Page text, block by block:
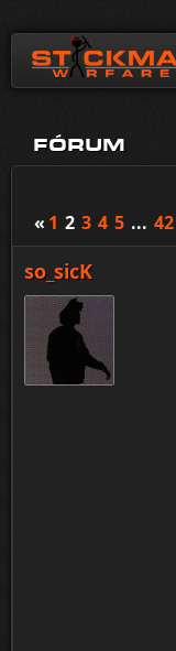
FÓRUM
« 1 2 3 4 5 ... 42
so_sicK